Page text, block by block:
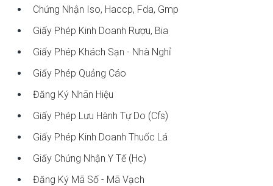
Chứng Nhận Iso, Haccp, Fda, Gmp
Giấy Phép Kinh Doanh Rượu, Bia
Giấy Phép Khách Sạn - Nhà Nghỉ
Giấy Phép Quảng Cáo
Đăng Ký Nhãn Hiệu
Giấy Phép Lưu Hành Tự Do (cfs)
Giấy Phép Kinh Doanh Thuốc Lá
Giấy Chứng Nhận Y Tế (hc)
Đăng Ký Mã Số - Mã Vạch